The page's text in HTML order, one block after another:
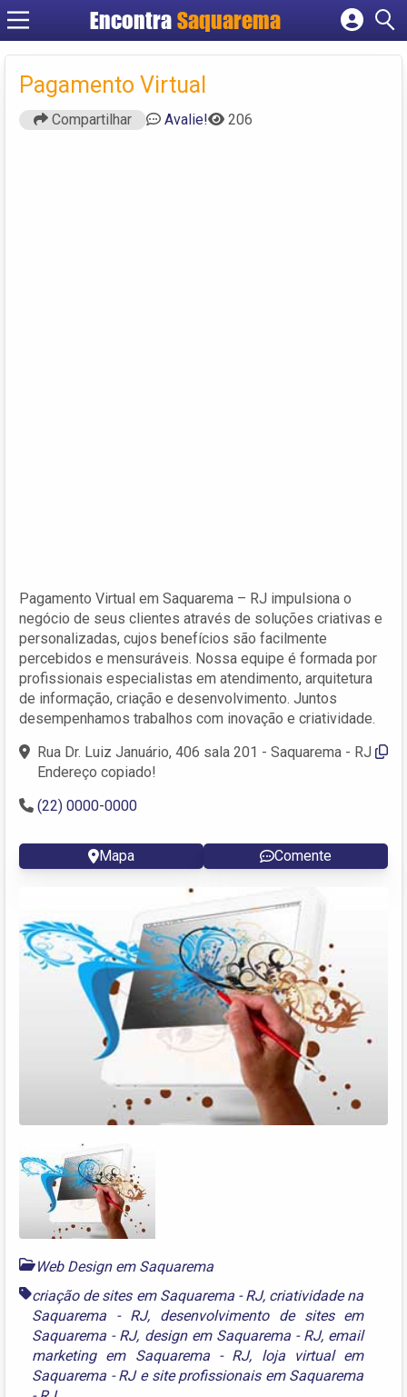
Encontra Saquarema
Cadastrar empresa
Criar conta
Pagamento Virtual
Compartilhar Avalie! 206
Pagamento Virtual em Saquarema – RJ impulsiona o
negócio de seus clientes através de soluções criativas e
personalizadas, cujos benefícios são facilmente
percebidos e mensuráveis. Nossa equipe é formada por
profissionais especialistas em atendimento, arquitetura
de informação, criação e desenvolvimento. Juntos
desempenhamos trabalhos com inovação e criatividade.
Rua Dr. Luiz Januário, 406 sala 201 - Saquarema - RJ
Endereço copiado!
(22) 0000-0000
Mapa Comente
Web Design em Saquarema
criação de sites em Saquarema - RJ, criatividade na
Saquarema - RJ, desenvolvimento de sites em
Saquarema - RJ, design em Saquarema - RJ, email
marketing em Saquarema - RJ, loja virtual em
Saquarema - RJe site profissionais em Saquarema